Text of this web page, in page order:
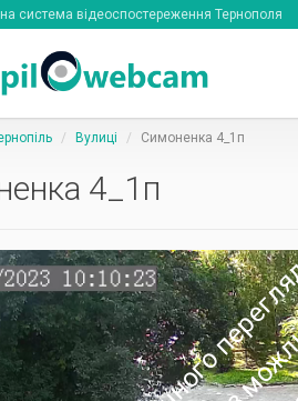
система відеоспостереження Тернополя
Вулиці Симоненка 4_1п
4_1п